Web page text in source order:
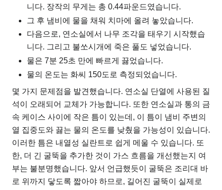
니다. 장작의 무게는 총 0.44파운드였습니다.
그 후 냄비에 물을 채워 치마에 올려 놓았습니다.
다음으로, 연소실에서 나무 조각을 태우기 시작했습
니다. 그리고 불쏘시개에 죽은 풀도 넣었습니다.
물은 7분 25초 만에 빠르게 끓었습니다.
물의 온도는 화씨 150도로 측정되었습니다.
몇 가지 문제점을 발견했습니다. 연소실 단열에 사용된 질
석이 오래되어 교체가 가능합니다. 또한 연소실과 통의 금
속 케이스 사이에 작은 틈이 있는데, 이 틈이 냄비 주변의
열 집중도와 끓는 물의 온도를 낮췄을 가능성이 있습니다.
이러한 틈은 내열성 실란트로 쉽게 메울 수 있습니다. 또
한, 더 긴 굴뚝을 추가한 것이 가스 흐름을 개선했는지 여
부는 불분명했습니다. 앞서 언급했듯이 굴뚝은 조리대 바
로 위까지 닿도록 짧아야 하므로, 길어진 굴뚝이 실제로